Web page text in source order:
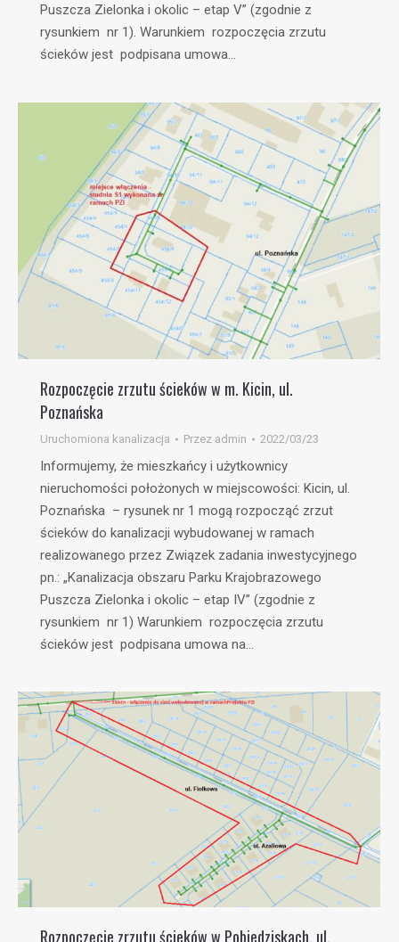
Puszcza Zielonka i okolic – etap V” (zgodnie z
rysunkiem nr 1). Warunkiem rozpoczęcia zrzutu
ścieków jest podpisana umowa…
Rozpoczęcie zrzutu ścieków w m. Kicin, ul.
Poznańska
Uruchomiona kanalizacja Przez admin 2022/03/23
Informujemy, że mieszkańcy i użytkownicy
nieruchomości położonych w miejscowości: Kicin, ul.
Poznańska – rysunek nr 1 mogą rozpocząć zrzut
ścieków do kanalizacji wybudowanej w ramach
realizowanego przez Związek zadania inwestycyjnego
pn.: „Kanalizacja obszaru Parku Krajobrazowego
Puszcza Zielonka i okolic – etap IV” (zgodnie z
rysunkiem nr 1) Warunkiem rozpoczęcia zrzutu
ścieków jest podpisana umowa na…
Rozpoczęcie zrzutu ścieków w Pobiedziskach, ul.